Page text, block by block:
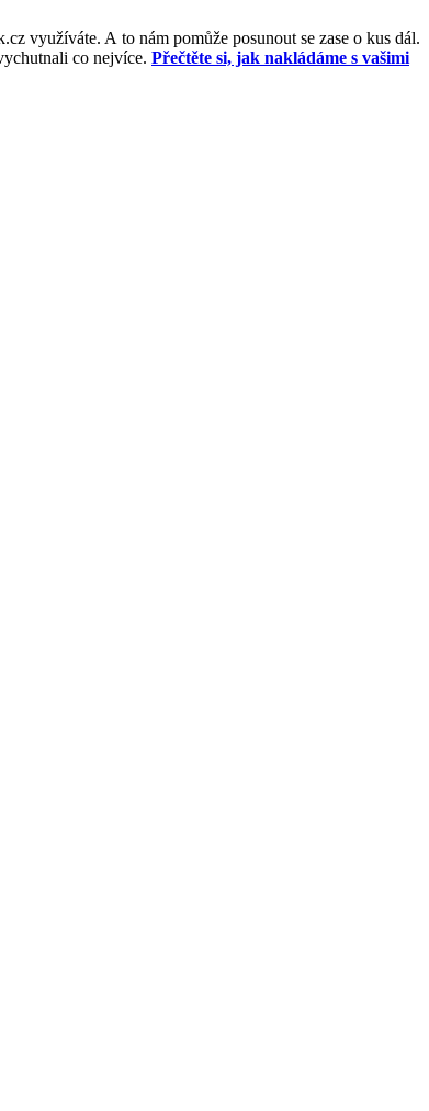
využíváte. A to nám pomůže posunout se zase o kus dál.
co nejvíce. Přečtěte si, jak nakládáme s vašimi